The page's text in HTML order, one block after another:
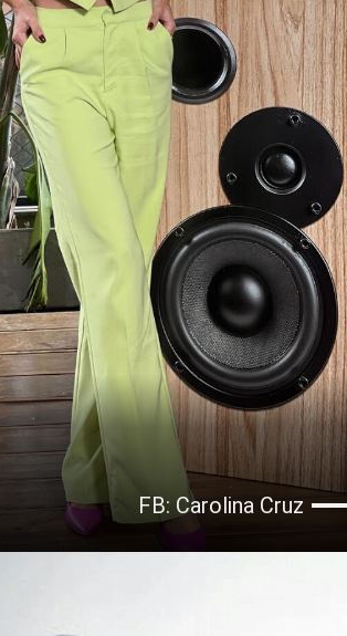
FB: Carolina Cruz